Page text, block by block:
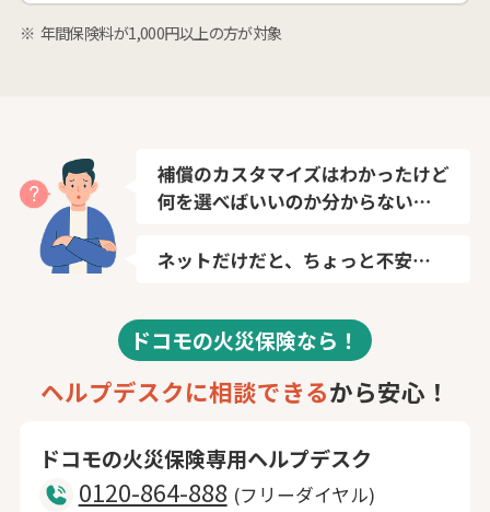
年間保険料が1,000円以上の方が対象
ドコモの火災保険なら！
ヘルプデスクに相談できるから安心！
ドコモの火災保険専用ヘルプデスク
0120-864-888 (フリーダイヤル)